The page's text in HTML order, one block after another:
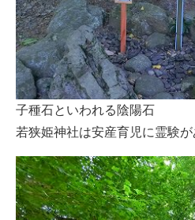
子種石といわれる陰陽石
若狭姫神社は安産育児に霊験